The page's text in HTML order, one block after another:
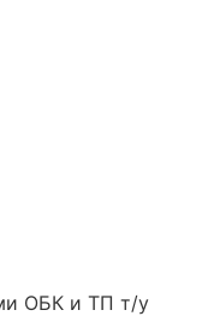
ОБК и ТП т/у